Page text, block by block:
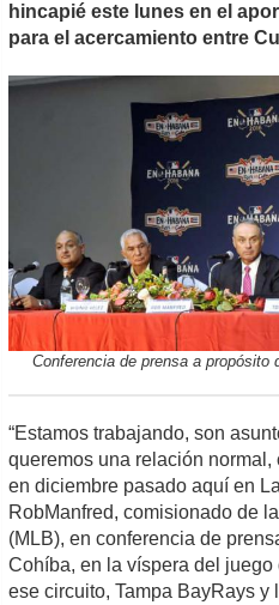
hincapié este lunes en el
para el acercamiento entre
Conferencia de prensa a propósito
“Estamos trabajando, son
queremos una relación
en diciembre pasado aquí en
RobManfred, comisionado de
(MLB), en conferencia de
Cohíba, en la víspera del
ese circuito, Tampa BayRays